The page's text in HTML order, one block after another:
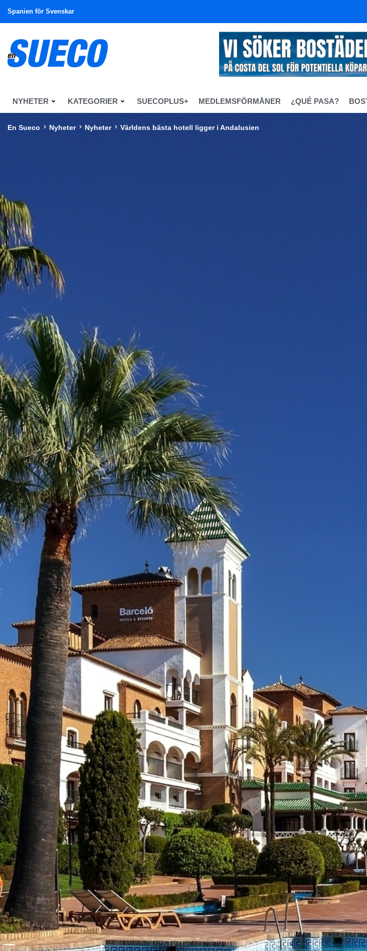
Spanien för Svenskar
NYHETER KATEGORIER SUECOPLUS+ MEDLEMSFÖRMÅNER ¿QUÉ PASA?
En Sueco Nyheter Nyheter Världens bästa hotell ligger i Andalusien